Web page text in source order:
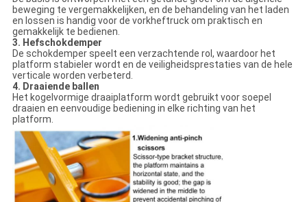
beweging te vergemakkelijken, en de behandeling van het laden
en lossen is handig voor de vorkheftruck om praktisch en
gemakkelijk te bedienen.
3. Hefschokdemper
De schokdemper speelt een verzachtende rol, waardoor het
platform stabieler wordt en de veiligheidsprestaties van de hele
verticale worden verbeterd.
4. Draaiende ballen
Het kogelvormige draaiplatform wordt gebruikt voor soepel
draaien en eenvoudige bediening in elke richting van het
platform.